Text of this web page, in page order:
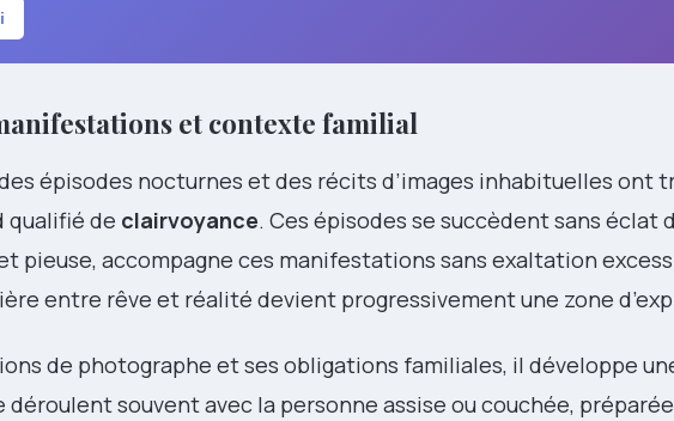
et contexte familial
des épisodes nocturnes et des récits d’images inhabituelles ont
qualifié de clairvoyance. Ces épisodes se succèdent sans éclat
pieuse, accompagne ces manifestations sans exaltation
entre rêve et réalité devient progressivement une zone
de photographe et ses obligations familiales, il développe
déroulent souvent avec la personne assise ou couchée,